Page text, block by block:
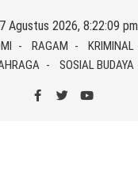
Agustus 2026, 8:22:09 pm
RAGAM KRIMINAL
SOSIAL BUDAYA